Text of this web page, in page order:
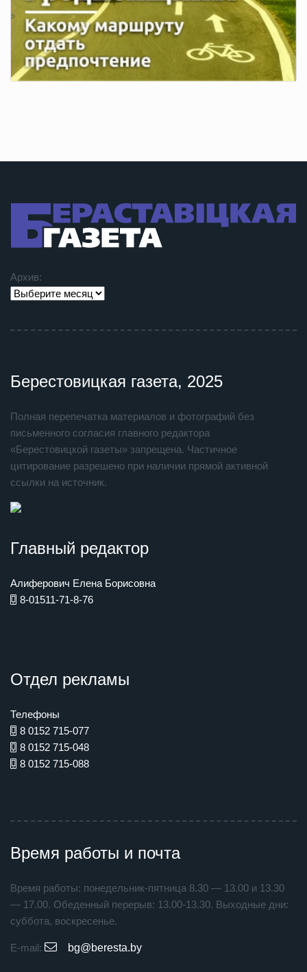
Архив:
Берестовицкая газета, 2025
Полная перепечатка материалов и фотографий без
письменного согласия главного редактора
«Берестовицкой газеты» запрещена. Частичное
цитирование разрешено при наличии прямой активной
ссылки на источник.
Главный редактор
Алиферович Елена Борисовна
8-01511-71-8-76
Отдел рекламы
Телефоны
8 0152 715-077
8 0152 715-048
8 0152 715-088
Время работы и почта
Время работы: понедельник-пятница 8.30 — 13.00 и 13.30
— 17.00. Обеденный перерыв: 13.00-13.30. Выходные дни:
суббота, воскресенье.
E-mail: bg@beresta.by